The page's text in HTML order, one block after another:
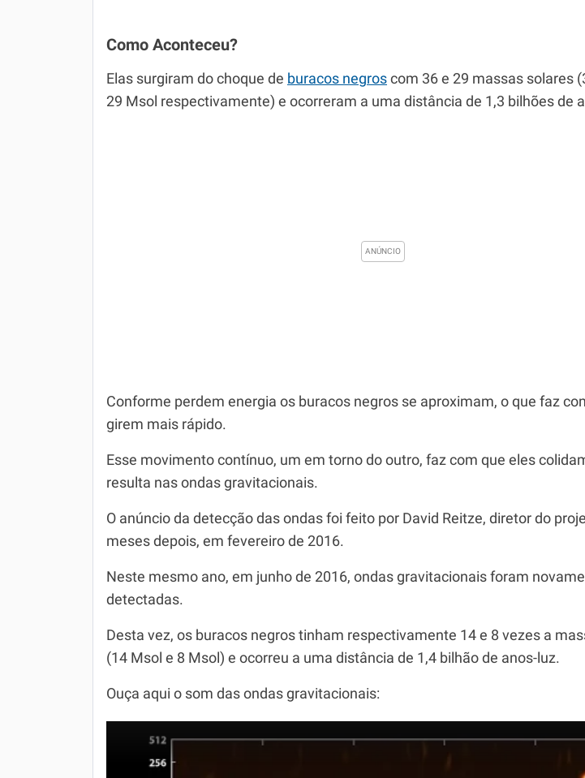
Como Aconteceu?
Elas surgiram do choque de buracos negros com 36 e 29 massas solares
29 Msol respectivamente) e ocorreram a uma distância de 1,3 bilhões de
Conforme perdem energia os buracos negros se aproximam, o que faz
girem mais rápido.
Esse movimento contínuo, um em torno do outro, faz com que eles
resulta nas ondas gravitacionais.
O anúncio da detecção das ondas foi feito por David Reitze, diretor do
meses depois, em fevereiro de 2016.
Neste mesmo ano, em junho de 2016, ondas gravitacionais foram
detectadas.
Desta vez, os buracos negros tinham respectivamente 14 e 8 vezes a
(14 Msol e 8 Msol) e ocorreu a uma distância de 1,4 bilhão de anos-luz.
Ouça aqui o som das ondas gravitacionais: